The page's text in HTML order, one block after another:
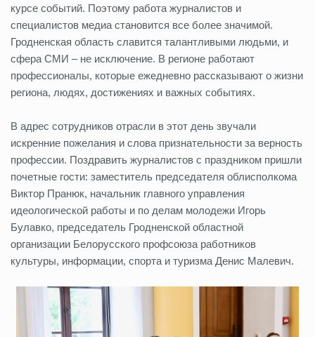
курсе событий. Поэтому работа журналистов и
специалистов медиа становится все более значимой.
Гродненская область славится талантливыми людьми, и
сфера СМИ – не исключение. В регионе работают
профессионалы, которые ежедневно рассказывают о жизни
региона, людях, достижениях и важных событиях.
В адрес сотрудников отрасли в этот день звучали
искренние пожелания и слова признательности за верность
профессии. Поздравить журналистов с праздником пришли
почетные гости: заместитель председателя облисполкома
Виктор Пранюк, начальник главного управления
идеологической работы и по делам молодежи Игорь
Булавко, председатель Гродненской областной
организации Белорусского профсоюза работников
культуры, информации, спорта и туризма Денис Малевич.